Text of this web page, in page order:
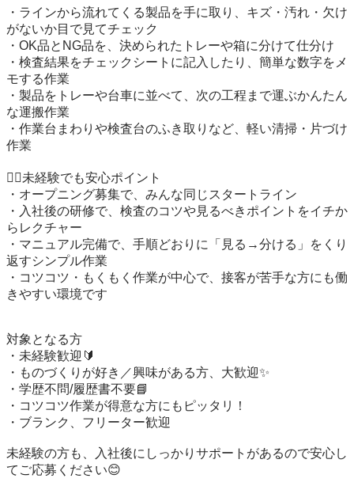
・ラインから流れてくる製品を手に取り、キズ・汚れ・欠け
がないか目で見てチェック
・OK品とNG品を、決められたトレーや箱に分けて仕分け
・検査結果をチェックシートに記入したり、簡単な数字をメ
モする作業
・製品をトレーや台車に並べて、次の工程まで運ぶかんたん
な運搬作業
・作業台まわりや検査台のふき取りなど、軽い清掃・片づけ
作業
🙆‍♂️未経験でも安心ポイント
・オープニング募集で、みんな同じスタートライン
・入社後の研修で、検査のコツや見るべきポイントをイチか
らレクチャー
・マニュアル完備で、手順どおりに「見る→分ける」をくり
返すシンプル作業
・コツコツ・もくもく作業が中心で、接客が苦手な方にも働
きやすい環境です
対象となる方
・未経験歓迎🔰
・ものづくりが好き／興味がある方、大歓迎✨
・学歴不問/履歴書不要📘
・コツコツ作業が得意な方にもピッタリ！
・ブランク、フリーター歓迎
未経験の方も、入社後にしっかりサポートがあるので安心し
てご応募ください😊